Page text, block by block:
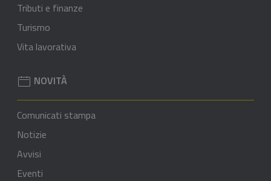
Tributi e finanze
Turismo
Vita lavorativa
NOVITÀ
Comunicati stampa
Notizie
Avvisi
Eventi